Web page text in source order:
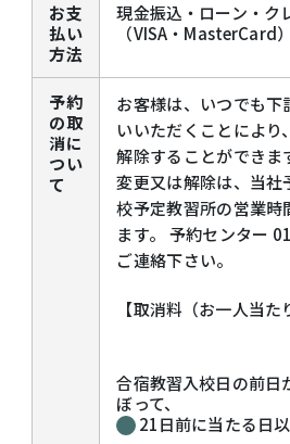
お支
払い
方法
現金振込・ローン・ク
（VISA・MasterCard）
予約
の取
消に
つい
て
お客様は、いつでも下
いいただくことによ
解除することができま
変更又は解除は、当社
校予定教習所の営業時
ます。 予約センター
ご連絡下さい。
【取消料（お一人当た
合宿教習入校日の前日
ぼって、
21日前に当たる日